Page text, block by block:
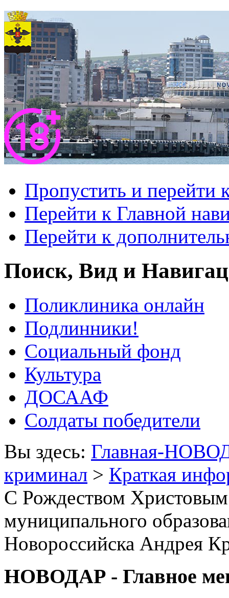
Пропустить и перейти
Перейти к Главной
Перейти к
Поиск, Вид и
Поликлиника онлайн
Подлинники!
Социальный фонд
Культура
ДОСААФ
Солдаты победители
Вы здесь: Главная-
криминал > Краткая
С Рождеством
муниципального
Новороссийска Андрея
НОВОДАР - Главное